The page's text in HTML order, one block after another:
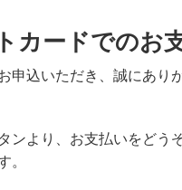
カードでのお
申込いただき、誠にあり
ンより、お支払いをどう
。